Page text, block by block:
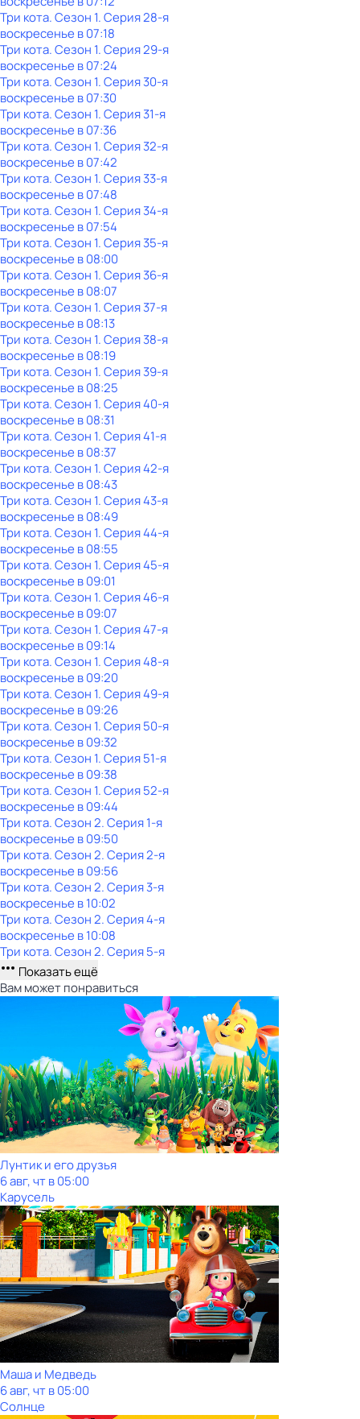
Три кота. Сезон 1. Серия 28-я
воскресенье в07:18
Три кота. Сезон 1. Серия 29-я
воскресенье в07:24
Три кота. Сезон 1. Серия 30-я
воскресенье в07:30
Три кота. Сезон 1. Серия 31-я
воскресенье в07:36
Три кота. Сезон 1. Серия 32-я
воскресенье в07:42
Три кота. Сезон 1. Серия 33-я
воскресенье в07:48
Три кота. Сезон 1. Серия 34-я
воскресенье в07:54
Три кота. Сезон 1. Серия 35-я
воскресенье в08:00
Три кота. Сезон 1. Серия 36-я
воскресенье в08:07
Три кота. Сезон 1. Серия 37-я
воскресенье в08:13
Три кота. Сезон 1. Серия 38-я
воскресенье в08:19
Три кота. Сезон 1. Серия 39-я
воскресенье в08:25
Три кота. Сезон 1. Серия 40-я
воскресенье в08:31
Три кота. Сезон 1. Серия 41-я
воскресенье в08:37
Три кота. Сезон 1. Серия 42-я
воскресенье в08:43
Три кота. Сезон 1. Серия 43-я
воскресенье в08:49
Три кота. Сезон 1. Серия 44-я
воскресенье в08:55
Три кота. Сезон 1. Серия 45-я
воскресенье в09:01
Три кота. Сезон 1. Серия 46-я
воскресенье в09:07
Три кота. Сезон 1. Серия 47-я
воскресенье в09:14
Три кота. Сезон 1. Серия 48-я
воскресенье в09:20
Три кота. Сезон 1. Серия 49-я
воскресенье в09:26
Три кота. Сезон 1. Серия 50-я
воскресенье в09:32
Три кота. Сезон 1. Серия 51-я
воскресенье в09:38
Три кота. Сезон 1. Серия 52-я
воскресенье в09:44
Три кота. Сезон 2. Серия 1-я
воскресенье в09:50
Три кота. Сезон 2. Серия 2-я
воскресенье в09:56
Три кота. Сезон 2. Серия 3-я
воскресенье в10:02
Три кота. Сезон 2. Серия 4-я
воскресенье в10:08
Три кота. Сезон 2. Серия 5-я
Показать ещё
Вам может понравиться
Лунтик и его друзья
6 авг, чт в 05:00
Карусель
Маша и Медведь
6 авг, чт в 05:00
Солнце